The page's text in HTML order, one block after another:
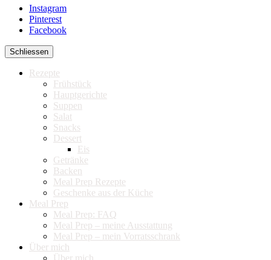
Instagram
Pinterest
Facebook
Schliessen
Rezepte
Frühstück
Hauptgerichte
Suppen
Salat
Snacks
Dessert
Eis
Getränke
Backen
Meal Prep Rezepte
Geschenke aus der Küche
Meal Prep
Meal Prep: FAQ
Meal Prep – meine Ausstattung
Meal Prep – mein Vorratsschrank
Über mich
Über mich